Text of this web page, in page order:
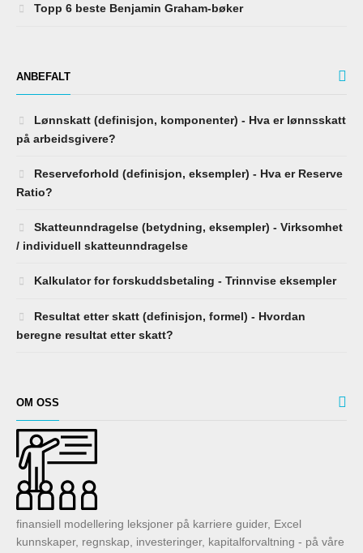
Topp 6 beste Benjamin Graham-bøker
ANBEFALT
Lønnskatt (definisjon, komponenter) - Hva er lønnsskatt
på arbeidsgivere?
Reserveforhold (definisjon, eksempler) - Hva er Reserve
Ratio?
Skatteunndragelse (betydning, eksempler) - Virksomhet
/ individuell skatteunndragelse
Kalkulator for forskuddsbetaling - Trinnvise eksempler
Resultat etter skatt (definisjon, formel) - Hvordan
beregne resultat etter skatt?
OM OSS
finansiell modellering leksjoner på karriere guider, Excel
kunnskaper, regnskap, investeringer, kapitalforvaltning - på våre